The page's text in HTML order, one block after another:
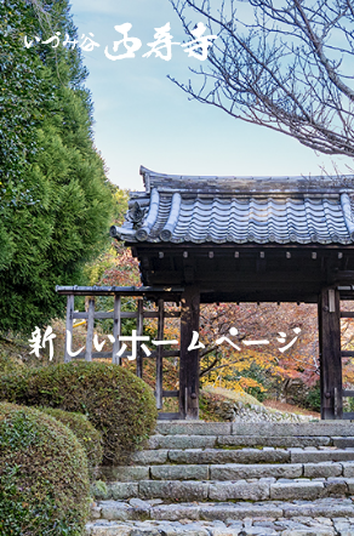
新しいホームページ